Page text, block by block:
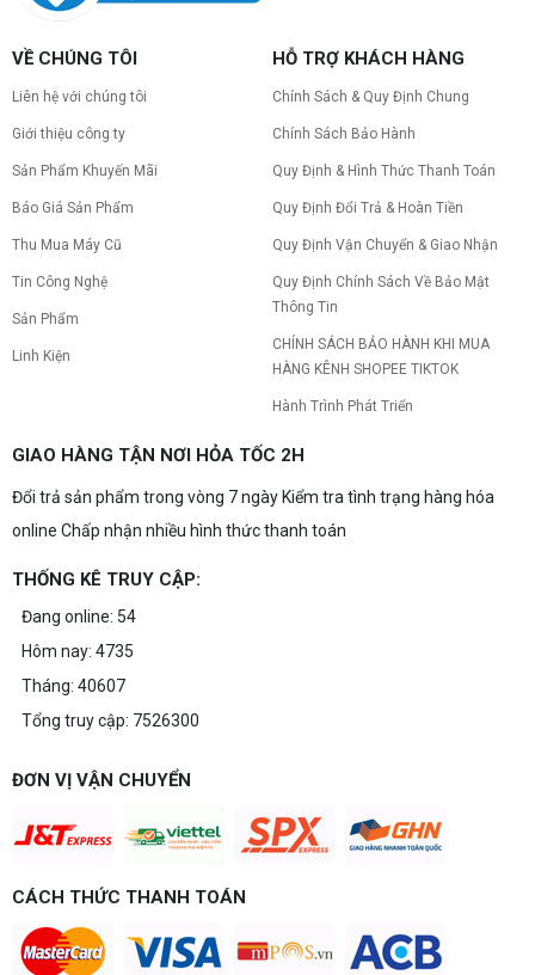
VỀ CHÚNG TÔI
Liên hệ với chúng tôi
Giới thiệu công ty
Sản Phẩm Khuyến Mãi
Báo Giá Sản Phẩm
Thu Mua Máy Cũ
Tin Công Nghệ
Sản Phẩm
Linh Kiện
HỖ TRỢ KHÁCH HÀNG
Chính Sách & Quy Định Chung
Chính Sách Bảo Hành
Quy Định & Hình Thức Thanh Toán
Quy Định Đổi Trả & Hoàn Tiền
Quy Định Vận Chuyển & Giao Nhận
Quy Định Chính Sách Về Bảo Mật
Thông Tin
CHÍNH SÁCH BẢO HÀNH KHI MUA
HÀNG KÊNH SHOPEE TIKTOK
Hành Trình Phát Triển
GIAO HÀNG TẬN NƠI HỎA TỐC 2H
Đổi trả sản phẩm trong vòng 7 ngày Kiểm tra tình trạng hàng hóa
online Chấp nhận nhiều hình thức thanh toán
THỐNG KÊ TRUY CẬP:
Đang online: 54
Hôm nay: 4735
Tháng: 40607
Tổng truy cập: 7526300
ĐƠN VỊ VẬN CHUYỂN
CÁCH THỨC THANH TOÁN